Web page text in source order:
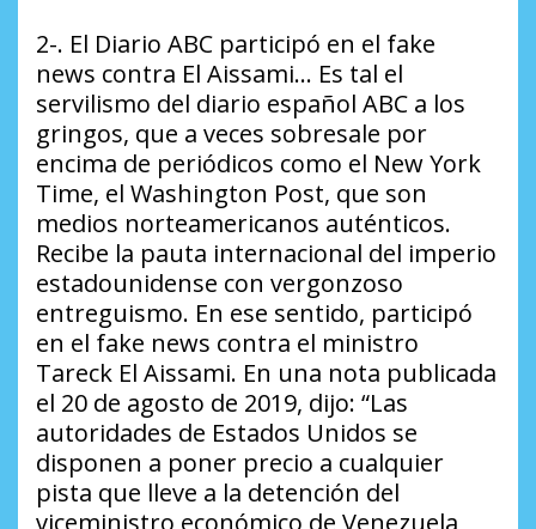
2-. El Diario ABC participó en el fake
news contra El Aissami… Es tal el
servilismo del diario español ABC a los
gringos, que a veces sobresale por
encima de periódicos como el New York
Time, el Washington Post, que son
medios norteamericanos auténticos.
Recibe la pauta internacional del imperio
estadounidense con vergonzoso
entreguismo. En ese sentido, participó
en el fake news contra el ministro
Tareck El Aissami. En una nota publicada
el 20 de agosto de 2019, dijo: “Las
autoridades de Estados Unidos se
disponen a poner precio a cualquier
pista que lleve a la detención del
viceministro económico de Venezuela